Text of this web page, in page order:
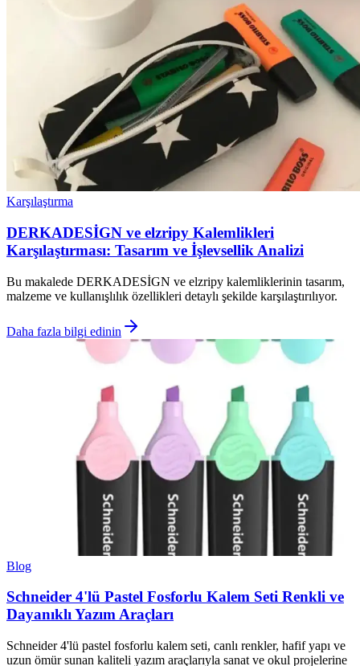
Karşılaştırma
DERKADESİGN ve elzripy Kalemlikleri
Karşılaştırması: Tasarım ve İşlevsellik Analizi
Bu makalede DERKADESİGN ve elzripy kalemliklerinin tasarım,
malzeme ve kullanışlılık özellikleri detaylı şekilde karşılaştırılıyor.
Daha fazla bilgi edinin
Blog
Schneider 4'lü Pastel Fosforlu Kalem Seti Renkli ve
Dayanıklı Yazım Araçları
Schneider 4'lü pastel fosforlu kalem seti, canlı renkler, hafif yapı ve
uzun ömür sunan kaliteli yazım araçlarıyla sanat ve okul projelerine